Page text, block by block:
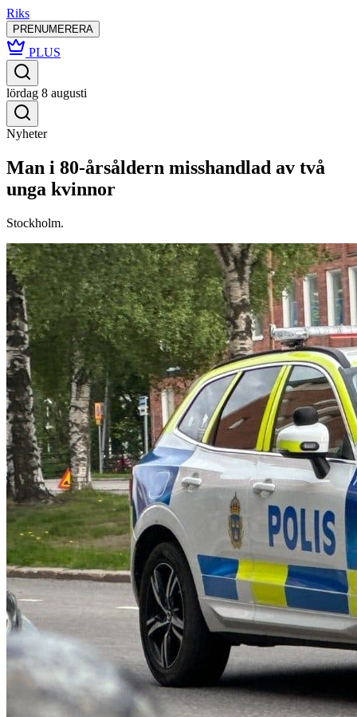
Riks
PRENUMERERA
PLUS
lördag 8 augusti
Nyheter
Man i 80-årsåldern misshandlad av två
unga kvinnor
Stockholm.